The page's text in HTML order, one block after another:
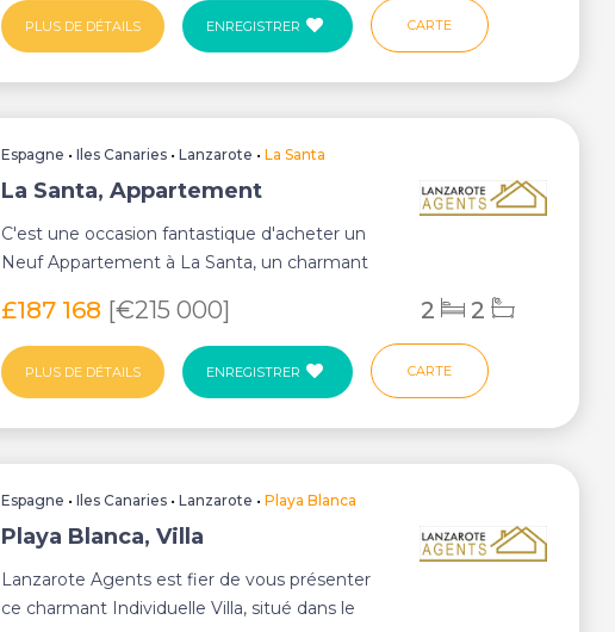
PLUS DE DÉTAILS ENREGISTRER CARTE
Espagne •Iles Canaries •Lanzarote •La Santa
La Santa, Appartement
C'est une occasion fantastique d'acheter un
Neuf Appartement à La Santa, un charmant
£187 168 [€215 000] 2 2
PLUS DE DÉTAILS ENREGISTRER CARTE
Espagne •Iles Canaries •Lanzarote •Playa Blanca
Playa Blanca, Villa
Lanzarote Agents est fier de vous présenter
ce charmant Individuelle Villa, situé dans le